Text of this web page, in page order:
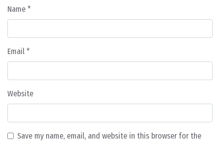
Name *
Email *
Website
Save my name, email, and website in this browser for the